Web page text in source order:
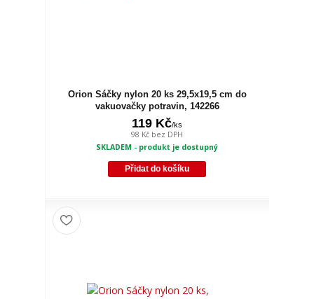
Orion Sáčky nylon 20 ks 29,5x19,5 cm do
vakuovačky potravin, 142266
119 Kč/ks
98 Kč bez DPH
SKLADEM - produkt je dostupný
Přidat do košíku